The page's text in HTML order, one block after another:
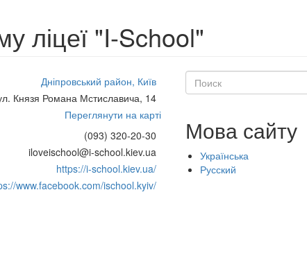
ліцеї "I-School"
Дніпровський район, Київ
Князя Романа Мстиславича, 14
Переглянути на карті
(093) 320-20-30
iloveischool@i-school.kiev.ua
https://i-school.kiev.ua/
www.facebook.com/ischool.kyiv/
Поиск
Мова сайту
Українська
Русский